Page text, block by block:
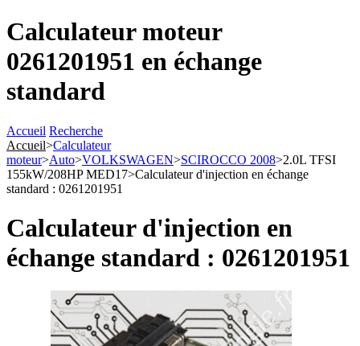
Calculateur moteur
0261201951 en échange
standard
Accueil Recherche
Accueil>Calculateur
moteur>Auto>VOLKSWAGEN>SCIROCCO 2008>2.0L TFSI
155kW/208HP MED17>Calculateur d'injection en échange
standard : 0261201951
Calculateur d'injection en
échange standard : 0261201951